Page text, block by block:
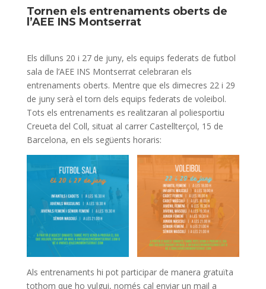
Tornen els entrenaments oberts de
l’AEE INS Montserrat
Els dilluns 20 i 27 de juny, els equips federats de futbol
sala de l’AEE INS Montserrat celebraran els
entrenaments oberts. Mentre que els dimecres 22 i 29
de juny serà el torn dels equips federats de voleibol.
Tots els entrenaments es realitzaran al poliesportiu
Creueta del Coll, situat al carrer Castellterçol, 15 de
Barcelona, en els següents horaris:
Als entrenaments hi pot participar de manera gratuïta
tothom que ho vulgui, només cal enviar un mail a